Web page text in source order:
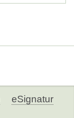
eSignatur